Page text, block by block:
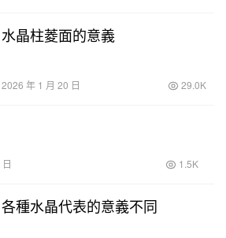
水晶柱菱面的意義
2026 年 1 月 20 日 29.0K
1.5K
各種水晶代表的意義不同